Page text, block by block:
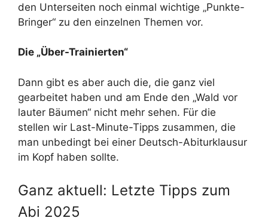
den Unterseiten noch einmal wichtige „Punkte-
Bringer“ zu den einzelnen Themen vor.
Die „Über-Trainierten“
Dann gibt es aber auch die, die ganz viel
gearbeitet haben und am Ende den „Wald vor
lauter Bäumen“ nicht mehr sehen. Für die
stellen wir Last-Minute-Tipps zusammen, die
man unbedingt bei einer Deutsch-Abiturklausur
im Kopf haben sollte.
Ganz aktuell: Letzte Tipps zum
Abi 2025